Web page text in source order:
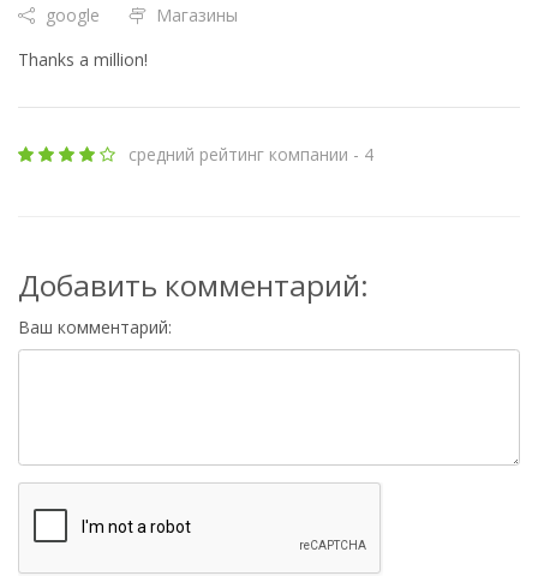
google
Магазины
Thanks a million!
средний рейтинг компании - 4
Добавить комментарий:
Ваш комментарий: